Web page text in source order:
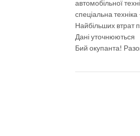
автомобільної
спеціальна
Найбільших втрат
Дані уточнюються
Бий окупанта!